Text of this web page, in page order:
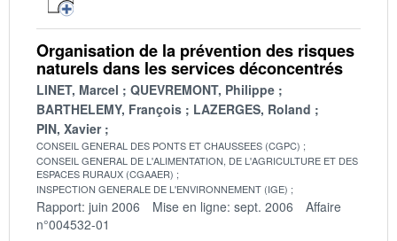
Organisation de la prévention des risques
naturels dans les services déconcentrés
LINET, Marcel
QUEVREMONT, Philippe
BARTHELEMY, François
LAZERGES, Roland
PIN, Xavier
CONSEIL GENERAL DES PONTS ET CHAUSSEES (CGPC)
CONSEIL GENERAL DE L'ALIMENTATION, DE L'AGRICULTURE ET DES
ESPACES RURAUX (CGAAER)
INSPECTION GENERALE DE L'ENVIRONNEMENT (IGE)
Rapport: juin 2006 Mise en ligne: sept. 2006
Affaire
n°004532-01